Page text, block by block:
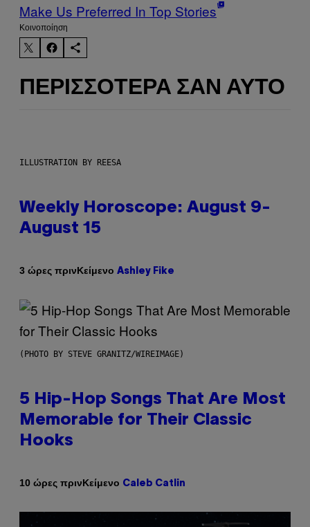
Make Us Preferred In Top Stories
Kοινοποίηση
ΠΕΡΙΣΣΌΤΕΡΑ ΣΑΝ ΑΥΤΌ
ILLUSTRATION BY REESA
Weekly Horoscope: August 9-
August 15
3 ώρες πρινΚείμενο Ashley Fike
(PHOTO BY STEVE GRANITZ/WIREIMAGE)
5 Hip-Hop Songs That Are Most
Memorable for Their Classic
Hooks
10 ώρες πρινΚείμενο Caleb Catlin